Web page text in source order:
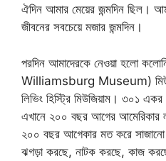
ঐদিন আমার মেয়ের জন্মদিন ছিল।
জীবনের সবচেয়ে মজার জন্মদিন।
পরদিন আমাদেরকে নেওয়া হলো
Williamsburg Museum)
লিভিং হিস্ট্রি মিউজিয়াম। ৩০১
এখানে ২০০ বছর আগের আমেরিকার
২০০ বছর আগেকার মত করে
ঝগড়া করছে, নাটক করছে, কাজ